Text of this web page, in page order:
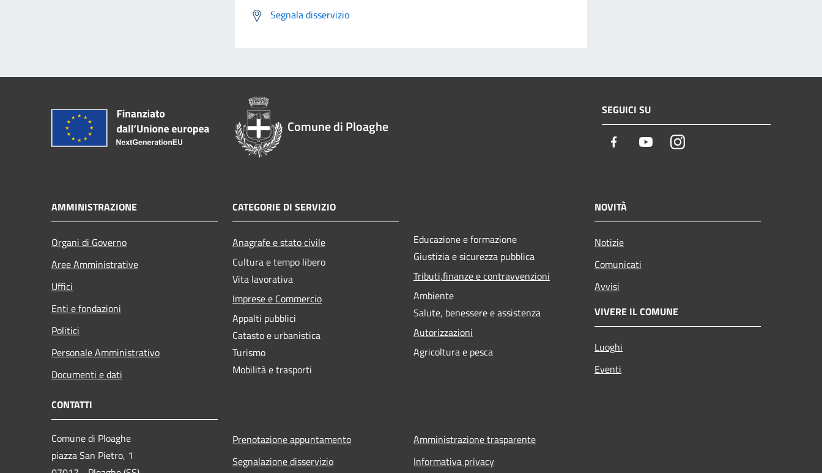
Segnala disservizio
Comune di Ploaghe
SEGUICI SU
Facebook YoutubeInstagram
AMMINISTRAZIONE
Organi di Governo
Aree Amministrative
Uffici
Enti e fondazioni
Politici
Personale Amministrativo
Documenti e dati
CATEGORIE DI SERVIZIO
Anagrafe e stato civile
Cultura e tempo libero
Vita lavorativa
Imprese e Commercio
Appalti pubblici
Catasto e urbanistica
Turismo
Mobilità e trasporti
Educazione e formazione
Giustizia e sicurezza pubblica
Tributi,finanze e contravvenzioni
Ambiente
Salute, benessere e assistenza
Autorizzazioni
Agricoltura e pesca
NOVITÀ
Notizie
Comunicati
Avvisi
VIVERE IL COMUNE
Luoghi
Eventi
CONTATTI
Comune di Ploaghe
piazza San Pietro, 1
Prenotazione appuntamento
Segnalazione disservizio
Amministrazione trasparente
Informativa privacy